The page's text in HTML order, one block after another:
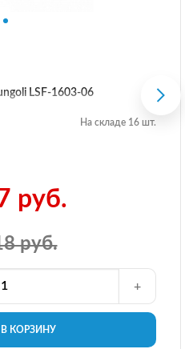
LSF-1603-06
На складе 16 шт.
руб.
руб.
В КОРЗИНУ
+